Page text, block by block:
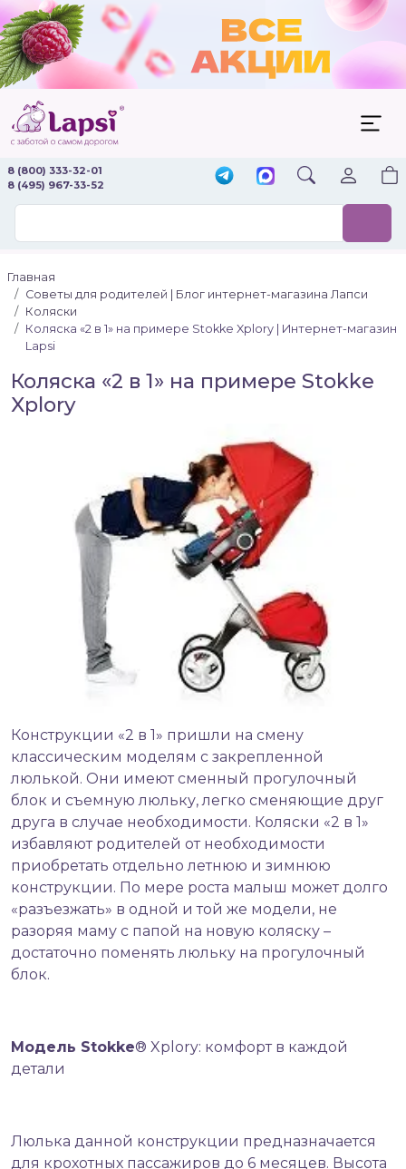
8 (800) 333-32-01
8 (495) 967-33-52
Главная
Советы для родителей | Блог интернет-магазина Лапси
Коляски
Коляска «2 в 1» на примере Stokke Xplory | Интернет-магазин
Lapsi
Коляска «2 в 1» на примере Stokke
Xplory
Конструкции «2 в 1» пришли на смену
классическим моделям с закрепленной
люлькой. Они имеют сменный прогулочный
блок и съемную люльку, легко сменяющие друг
друга в случае необходимости. Коляски «2 в 1»
избавляют родителей от необходимости
приобретать отдельно летнюю и зимнюю
конструкции. По мере роста малыш может долго
«разъезжать» в одной и той же модели, не
разоряя маму с папой на новую коляску –
достаточно поменять люльку на прогулочный
блок.
Модель Stokke® Xplory: комфорт в каждой
детали
Люлька данной конструкции предназначается
для крохотных пассажиров до 6 месяцев. Высота